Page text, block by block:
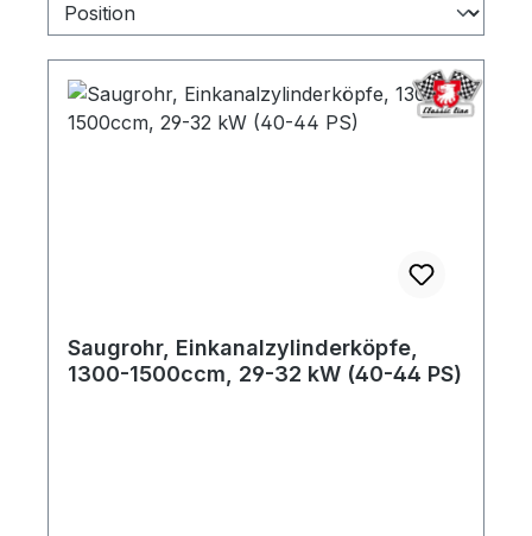
Saugrohr, Einkanalzylinderköpfe,
1300-1500ccm, 29-32 kW (40-44 PS)